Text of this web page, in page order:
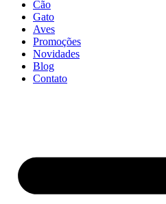
Cão
Gato
Aves
Promoções
Novidades
Blog
Contato